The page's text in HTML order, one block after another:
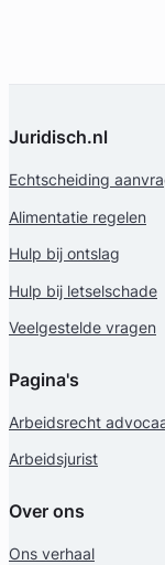
Juridisch.nl
Echtscheiding
Alimentatie regelen
Hulp bij ontslag
Hulp bij letselschade
Veelgestelde vragen
Pagina's
Arbeidsrecht
Arbeidsjurist
Over ons
Ons verhaal